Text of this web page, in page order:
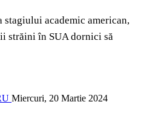
academic american,
străini în SUA dornici să
Miercuri, 20 Martie 2024